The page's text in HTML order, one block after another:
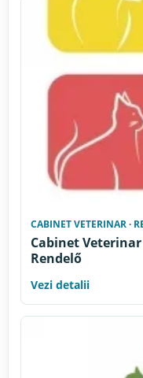
CABINET VETERINAR ·
Cabinet Veterinar
Rendelő
Vezi detalii